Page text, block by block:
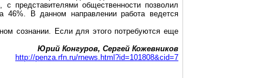
представителями общественности позволил
46%. В данном направлении работа ведется
сознании. Если для этого потребуются еще
Юрий Конгуров, Сергей Кожевников
http://penza.rfn.ru/rnews.html?id=101808&cid=7